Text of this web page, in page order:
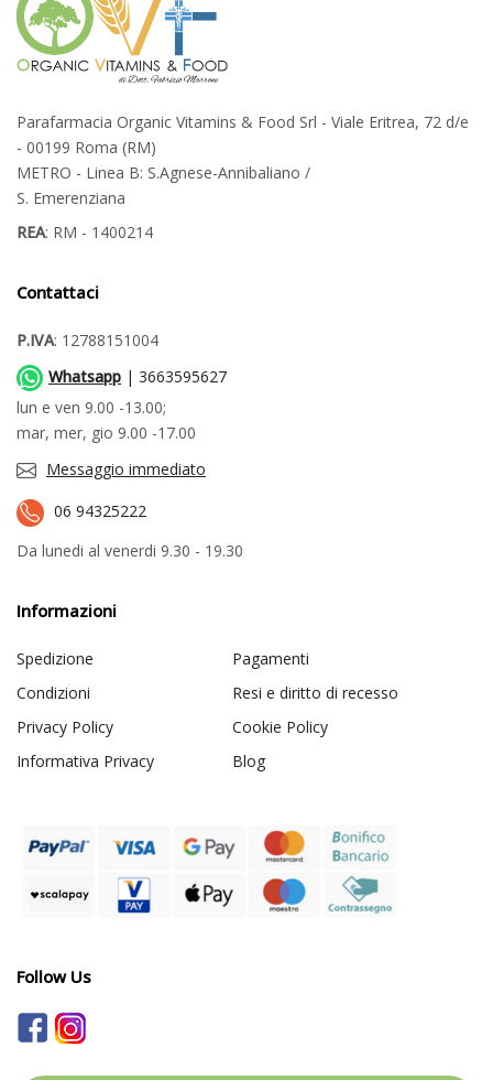
Parafarmacia Organic Vitamins & Food Srl - Viale Eritrea, 72 d/e
- 00199 Roma (RM)
METRO - Linea B: S.Agnese-Annibaliano /
S. Emerenziana
REA: RM - 1400214
Contattaci
P.IVA: 12788151004
Whatsapp | 3663595627
lun e ven 9.00 -13.00;
mar, mer, gio 9.00 -17.00
Messaggio immediato
06 94325222
Da lunedi al venerdi 9.30 - 19.30
Informazioni
Spedizione
Pagamenti
Condizioni
Resi e diritto di recesso
Privacy Policy
Cookie Policy
Informativa Privacy
Blog
Follow Us